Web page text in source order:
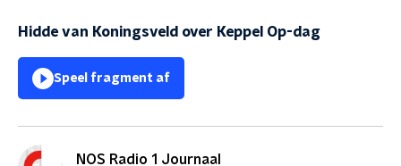
Hidde van Koningsveld over Keppel Op-dag
Speel fragment af
NOS Radio 1 Journaal